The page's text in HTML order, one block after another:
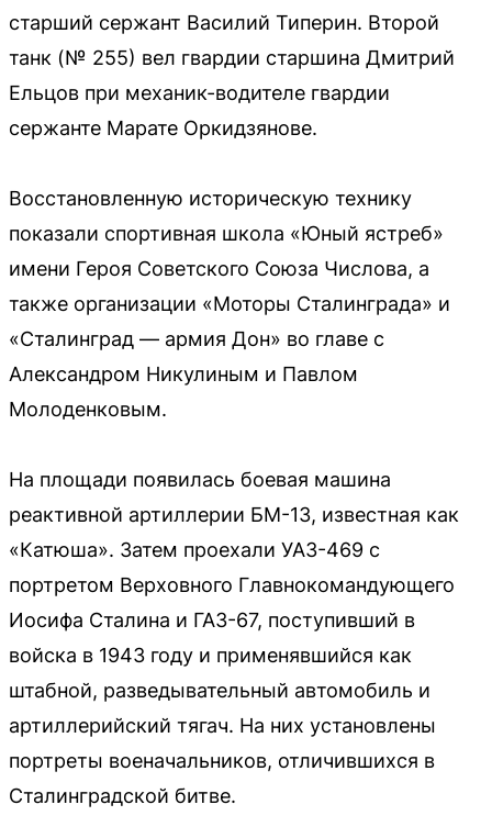
старший сержант Василий Типерин. Второй
танк (№ 255) вел гвардии старшина Дмитрий
Ельцов при механик-водителе гвардии
сержанте Марате Оркидзянове.
Восстановленную историческую технику
показали спортивная школа «Юный ястреб»
имени Героя Советского Союза Числова, а
также организации «Моторы Сталинграда» и
«Сталинград — армия Дон» во главе с
Александром Никулиным и Павлом
Молоденковым.
На площади появилась боевая машина
реактивной артиллерии БМ-13, известная как
«Катюша». Затем проехали УАЗ-469 с
портретом Верховного Главнокомандующего
Иосифа Сталина и ГАЗ-67, поступивший в
войска в 1943 году и применявшийся как
штабной, разведывательный автомобиль и
артиллерийский тягач. На них установлены
портреты военачальников, отличившихся в
Сталинградской битве.